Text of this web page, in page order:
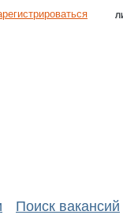
Поиск вакансий